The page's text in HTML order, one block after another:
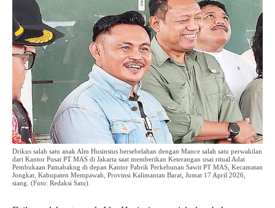
Drikus salah satu anak Alm Husinsius bersebelahan dengan Mance salah satu perwakilan
dari Kantor Pusat PT MAS di Jakarta saat memberikan Keterangan usai ritual Adat
Pembukaan Pamabakng di depan Kantor Pabrik Perkebunan Sawit PT MAS, Kecamatan
Jongkat, Kabupaten Mempawah, Provinsi Kalimantan Barat, Jumat 17 April 2026,
siang. (Foto: Redaksi Satu).